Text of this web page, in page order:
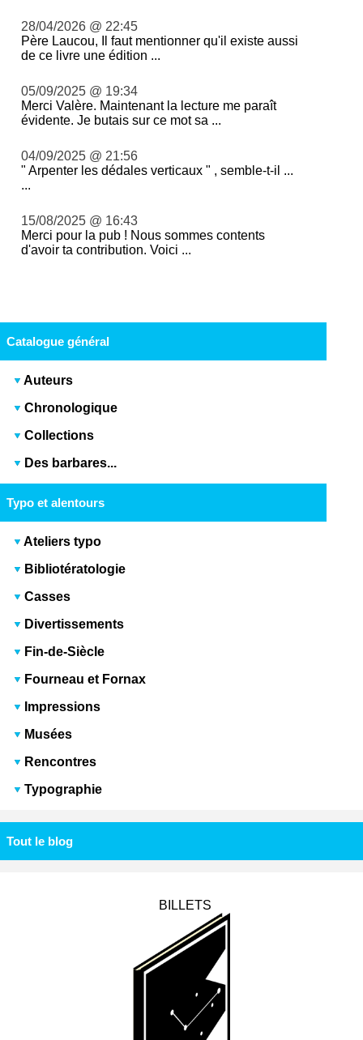
28/04/2026 @ 22:45
Père Laucou, Il faut mentionner qu'il existe aussi
de ce livre une édition ...
05/09/2025 @ 19:34
Merci Valère. Maintenant la lecture me paraît
évidente. Je butais sur ce mot sa ...
04/09/2025 @ 21:56
" Arpenter les dédales verticaux " , semble-t-il ...
...
15/08/2025 @ 16:43
Merci pour la pub ! Nous sommes contents
d'avoir ta contribution. Voici ...
Catalogue général
Auteurs
Chronologique
Collections
Des barbares...
Typo et alentours
Ateliers typo
Bibliotératologie
Casses
Divertissements
Fin-de-Siècle
Fourneau et Fornax
Impressions
Musées
Rencontres
Typographie
Tout le blog
BILLETS